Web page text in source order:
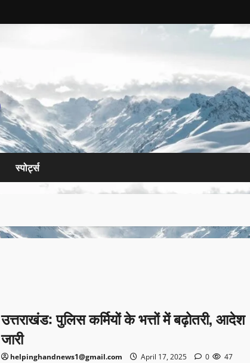
स्पोर्ट्स
उत्तराखंड: पुलिस कर्मियों के भत्तों में बढ़ोतरी, आदेश
जारी
helpinghandnews1@gmail.com April 17, 2025 0 47